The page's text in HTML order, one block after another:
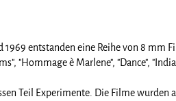
1969 entstanden eine Reihe von 8 mm
"Hommage è Marlene", "Dance",
Teil Experimente. Die Filme